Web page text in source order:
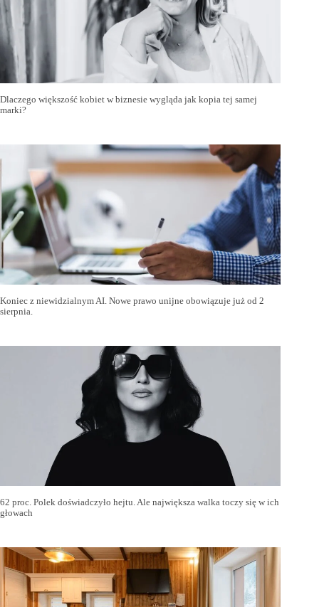
Dlaczego większość kobiet w biznesie wygląda jak kopia tej samej
marki?
Koniec z niewidzialnym AI. Nowe prawo unijne obowiązuje już od 2
sierpnia.
62 proc. Polek doświadczyło hejtu. Ale największa walka toczy się w ich
głowach